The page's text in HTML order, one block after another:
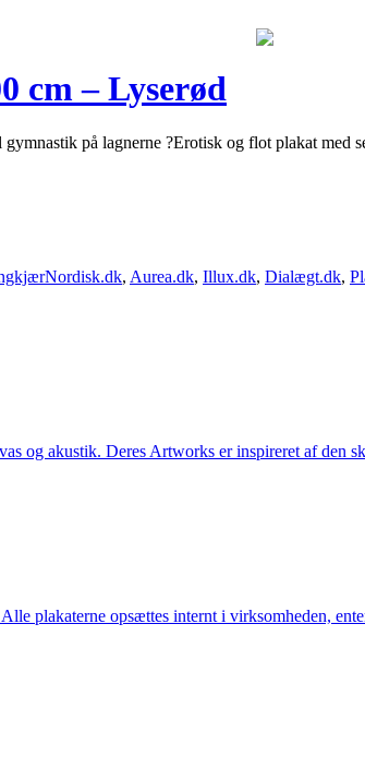
cm – Lyserød
på lagnerne ?Erotisk og flot plakat
, Aurea.dk, Illux.dk, Dialægt.dk,
og akustik. Deres Artworks er inspireret af den
plakaterne opsættes internt i virksomheden,